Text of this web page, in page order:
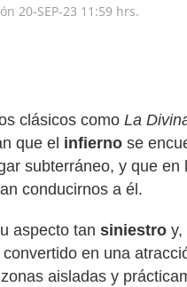
20-SEP-23 11:59 hrs.
clásicos como La
que el infierno se
subterráneo, y que en
conducirnos a él.
aspecto tan siniestro y,
en una
aisladas y